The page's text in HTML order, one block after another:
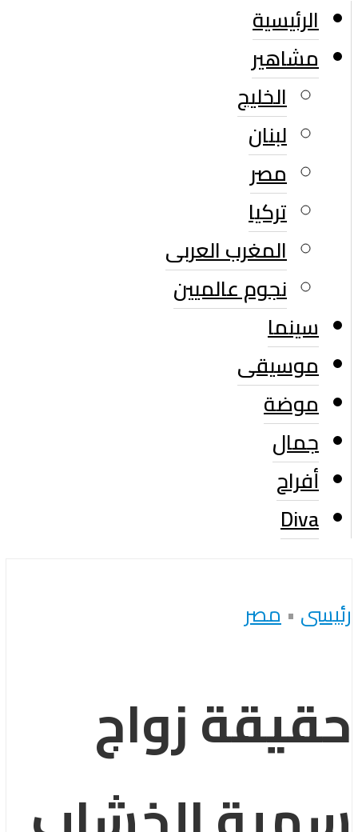
الرئيسية
مشاهير
الخليج
لبنان
مصر
تركيا
المغرب العربى
نجوم عالميين
سينما
موسيقى
موضة
جمال
أفراح
Diva
رئيسى •مصر
حقيقة زواج